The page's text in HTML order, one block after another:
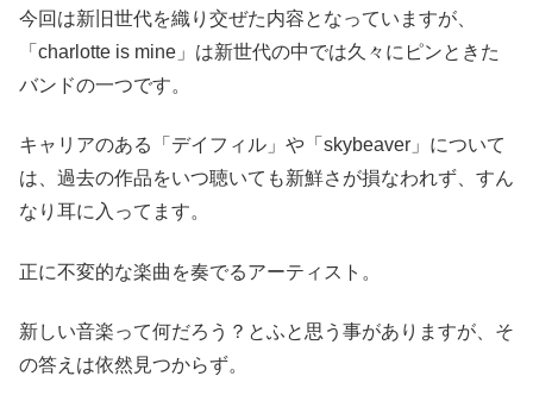
今回は新旧世代を織り交ぜた内容となっていますが、
「charlotte is mine」は新世代の中では久々にピンときた
バンドの一つです。
キャリアのある「デイフィル」や「skybeaver」について
は、過去の作品をいつ聴いても新鮮さが損なわれず、すん
なり耳に入ってます。
正に不変的な楽曲を奏でるアーティスト。
新しい音楽って何だろう？とふと思う事がありますが、そ
の答えは依然見つからず。